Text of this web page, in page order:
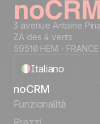
3 avenue Antoine
ZA des 4 vents
59510 HEM - FRANCE
Italiano
English
noCRM
Funzionalità